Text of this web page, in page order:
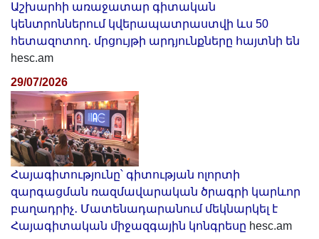
Աշխարհի առաջատար գիտական
կենտրոններում կվերապատրաստվի ևս 50
հետազոտող․ մրցույթի արդյունքները հայտնի են
hesc.am
29/07/2026
Հայագիտությունը՝ գիտության ոլորտի
զարգացման ռազմավարական ծրագրի կարևոր
բաղադրիչ․ Մատենադարանում մեկնարկել է
Հայագիտական միջազգային կոնգրեսը hesc.am